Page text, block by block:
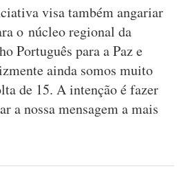
visa também angariar
o núcleo regional da
Português para a Paz e
ainda somos muito
de 15. A intenção é fazer
a nossa mensagem a mais